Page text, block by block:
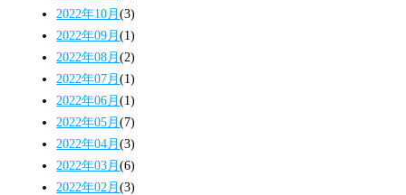
2022年10月(3)
2022年09月(1)
2022年08月(2)
2022年07月(1)
2022年06月(1)
2022年05月(7)
2022年04月(3)
2022年03月(6)
2022年02月(3)